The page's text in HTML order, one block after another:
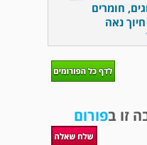
חומרים
נאה
זו בפורום